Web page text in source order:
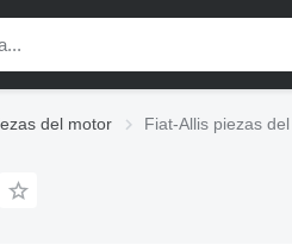
del motor Fiat-Allis piezas